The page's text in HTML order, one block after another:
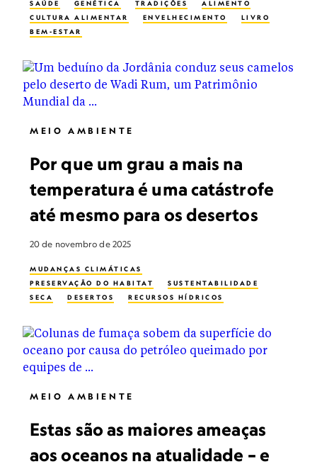
SAÚDE GENÉTICA TRADIÇÕES
ALIMENTO
CULTURA ALIMENTAR
ENVELHECIMENTO
LIVRO
BEM-ESTAR
MEIO AMBIENTE
Por que um grau a mais na
temperatura é uma catástrofe
até mesmo para os desertos
20 de novembro de 2025
MUDANÇAS CLIMÁTICAS
PRESERVAÇÃO DO HABITAT
SUSTENTABILIDADE
SECA
DESERTOS RECURSOS HÍDRICOS
MEIO AMBIENTE
Estas são as maiores ameaças
aos oceanos na atualidade – e